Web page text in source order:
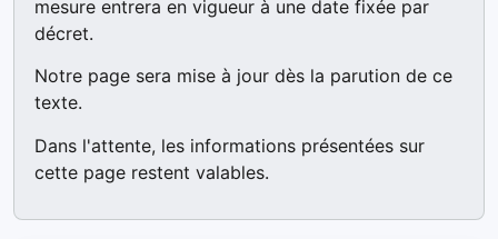
mesure entrera en vigueur à une date fixée par
décret.
Notre page sera mise à jour dès la parution de ce
texte.
Dans l'attente, les informations présentées sur
cette page restent valables.